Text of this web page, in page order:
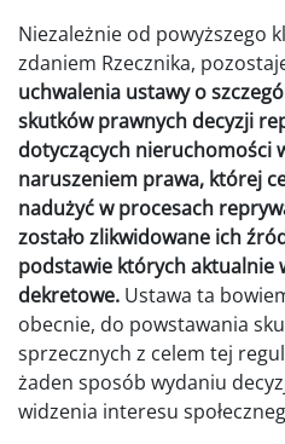
Niezależnie od powyższego
zdaniem Rzecznika,
uchwalenia ustawy o
skutków prawnych decyzji
dotyczących nieruchomości
naruszeniem prawa, której
nadużyć w procesach
zostało zlikwidowane ich
podstawie których aktualnie
dekretowe. Ustawa ta
obecnie, do powstawania
sprzecznych z celem tej
żaden sposób wydaniu
widzenia interesu